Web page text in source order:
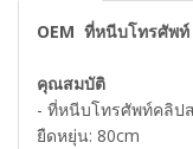
OEM ที่หนีบโทรศัพ
คุณสมบัติ
- ที่หนีบโทรศัพท์คลิป
ยืดหยุ่น: 80cm